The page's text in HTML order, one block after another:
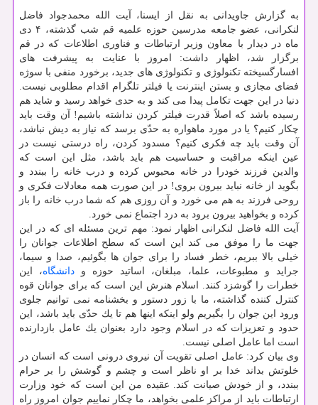
به گزارش جاویدانی به نقل از ایسنا، آیت الله محمدجواد فاضل
لنكرانی، عضو جامعه مدرسین حوزه علمیه قم شب گذشته، ۴ دی
ماه در دیدار با معاون وزیر ارتباطات و فناوری اطلاعات كه در قم
برگزار شد، اظهار داشت: امروز با عنایت به پیشرفت های
افسارگسیخته تكنولوژی و تكنولوژی های جدید، برخورد منفی با سوژه
فضای مجازی و بستن اینترنت یا فیلتر تلگرام اقدام مطلوبی نیست.
دنیا در این جهت تكامل پیدا می كند و به حدی خواهد رسید و شاید هم
رسیده باشد كه اصلاً قدرت فیلتر كردن نداشته باشیم! آن وقت باید
چكار كنیم؟ یا در مورد ماهواره به حدّی برسد كه نیاز به دیش نباشد،
آن وقت باید چه فكری كنیم؟ مسدود كردن، راه درستی نیست در
عین اینكه مراقبت و حساسیت هم باید باشد، مثل این است كه
والدین فرزند خودرا در خانه محبوس كرده و درب خانه را ببندد و
بگوید از خانه نباید بیرون بروی! در این صورت همه معادلات فكری و
روحی فرزند به هم می خورد و آن روزی هم كه شما درب خانه را باز
كرده و بخواهید بیرون برود به درد اجتماع نمی خورد.
آیت الله فاضل لنكرانی اظهار نمود: مهم ترین مسئله ای كه در این
جهت ما را موفق می كند این است كه سطح اطلاعات جوانان را
خیلی بالا ببریم، خطر فساد را برای جوان ها بگوئیم، صدا و سیما،
جراید و مطبوعات، علما، مبلغان، اساتید حوزه و دانشگاه، این
خطرات را گوشزد كنند. اسلام هنرش این است كه برای جوانان قوه
كنترل كننده گذاشته، ما با زور دستور و بخشنامه نمی توانیم جلوی
ورود این جوان را بگیریم ولو اینكه اینها هم تا یك حدّی باید باشد، این
حدود و تعزیزات كه در اسلام وجود دارد بعنوان یك عامل بازدارنده
است اما عامل اصلی نیست.
وی بیان كرد: عامل اصلی تقویت آن نیروی درونی است كه انسان در
خلوتش بداند خدا بر او ناظر است و چشم و گوشش را بر حرام
ببندد، و از خودش صیانت كند. عقیده من این است كه خود وزارت
ارتباطات باید از مراكز علمی بخواهد، ما چكار نماییم جوان امروز راه